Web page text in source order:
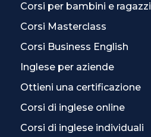
Corsi per bambini e ragazzi
Corsi Masterclass
Corsi Business English
Inglese per aziende
Ottieni una certificazione
Corsi di inglese online
Corsi di inglese individuali